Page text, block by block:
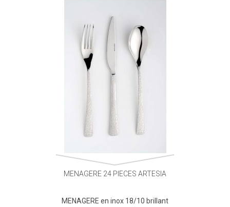
MENAGERE 24 PIECES ARTESIA
MENAGERE en inox 18/10 brillant